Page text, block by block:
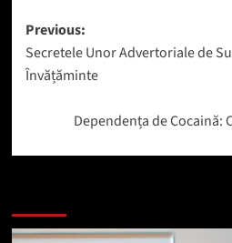
Post
navigation
Previous:
Secretele Unor Advertoriale de
Învățăminte
Dependența de Cocaină: